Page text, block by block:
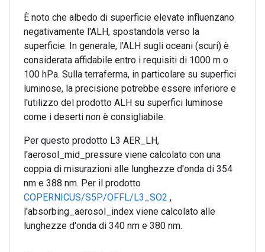
È noto che albedo di superficie elevate influenzano
negativamente l'ALH, spostandola verso la
superficie. In generale, l'ALH sugli oceani (scuri) è
considerata affidabile entro i requisiti di 1000 m o
100 hPa. Sulla terraferma, in particolare su superfici
luminose, la precisione potrebbe essere inferiore e
l'utilizzo del prodotto ALH su superfici luminose
come i deserti non è consigliabile.
Per questo prodotto L3 AER_LH,
l'aerosol_mid_pressure viene calcolato con una
coppia di misurazioni alle lunghezze d'onda di 354
nm e 388 nm. Per il prodotto
COPERNICUS/S5P/OFFL/L3_SO2 ,
l'absorbing_aerosol_index viene calcolato alle
lunghezze d'onda di 340 nm e 380 nm.